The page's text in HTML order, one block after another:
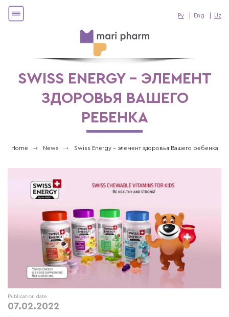
Ру Eng Uz
SWISS ENERGY - ЭЛЕМЕНТ
ЗДОРОВЬЯ ВАШЕГО
РЕБЕНКА
Home News Swiss Energy - элемент здоровья Вашего ребенка
Publication date
07.02.2022